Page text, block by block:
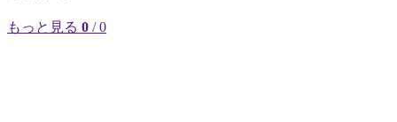
もっと見る 0 / 0